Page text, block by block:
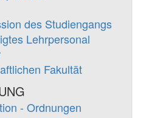
des Studiengangs
Lehrpersonal
Fakultät
- Ordnungen